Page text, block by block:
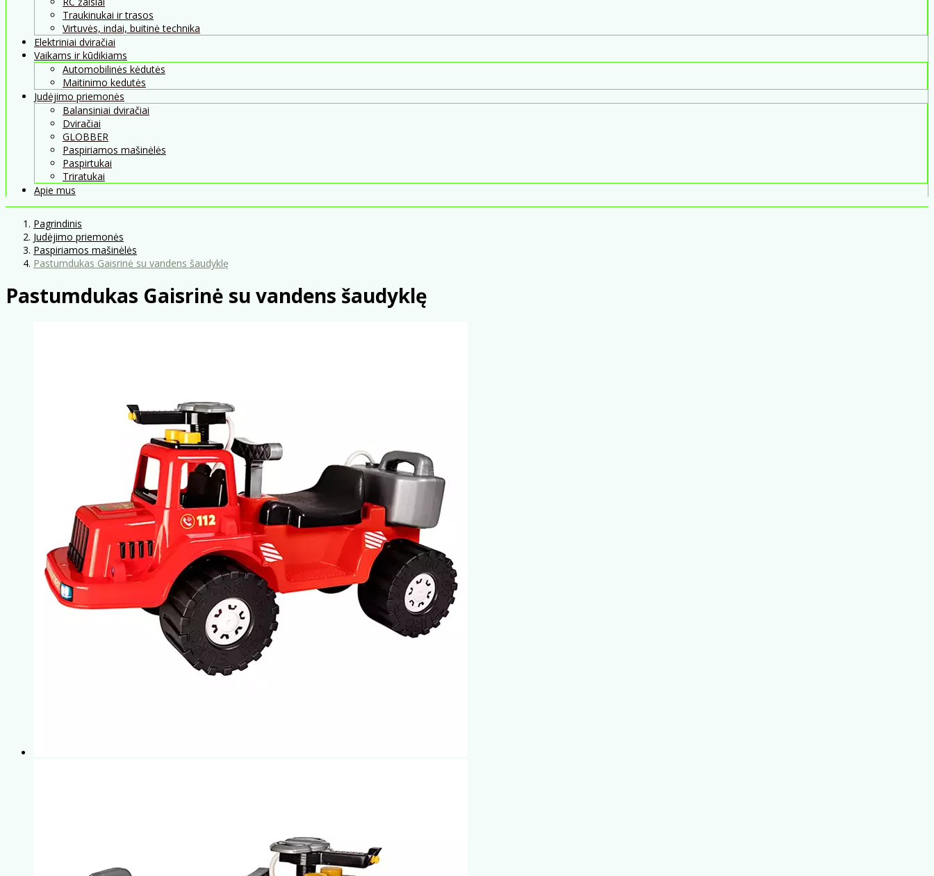
Traukinukai ir trasos
Virtuvės, indai, buitinė technika
Elektriniai dviračiai
Vaikams ir kūdikiams
Automobilinės kėdutės
Maitinimo kedutės
Judėjimo priemonės
Balansiniai dviračiai
Dviračiai
GLOBBER
Paspiriamos mašinėlės
Paspirtukai
Triratukai
Apie mus
Pagrindinis
Judėjimo priemonės
Paspiriamos mašinėlės
Pastumdukas Gaisrinė su vandens šaudyklę
Pastumdukas Gaisrinė su vandens šaudyklę